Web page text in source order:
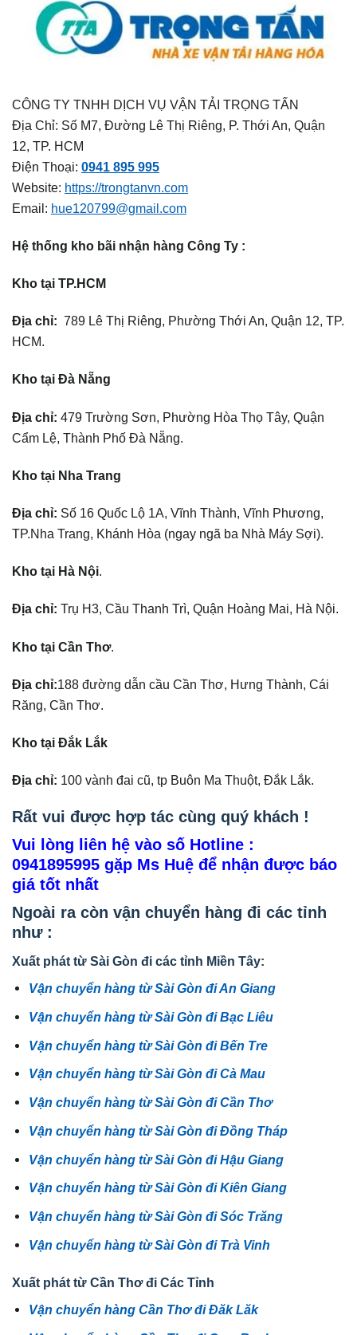
CÔNG TY TNHH DỊCH VỤ VẬN TẢI TRỌNG TẤN
Địa Chỉ: Số M7, Đường Lê Thị Riêng, P. Thới An, Quận
12, TP. HCM
Điện Thoại: 0941 895 995
Website: https://trongtanvn.com
Email: hue120799@gmail.com
Hệ thống kho bãi nhận hàng Công Ty :
Kho tại TP.HCM
Địa chỉ: 789 Lê Thị Riêng, Phường Thới An, Quận 12, TP.
HCM.
Kho tại Đà Nẵng
Địa chỉ: 479 Trường Sơn, Phường Hòa Thọ Tây, Quận
Cẩm Lệ, Thành Phố Đà Nẵng.
Kho tại Nha Trang
Địa chỉ: Số 16 Quốc Lộ 1A, Vĩnh Thành, Vĩnh Phương,
TP.Nha Trang, Khánh Hòa (ngay ngã ba Nhà Máy Sợi).
Kho tại Hà Nội.
Địa chỉ: Trụ H3, Cầu Thanh Trì, Quận Hoàng Mai, Hà Nội.
Kho tại Cần Thơ.
Địa chỉ:188 đường dẫn cầu Cần Thơ, Hưng Thành, Cái
Răng, Cần Thơ.
Kho tại Đắk Lắk
Địa chỉ: 100 vành đai cũ, tp Buôn Ma Thuột, Đắk Lắk.
Rất vui được hợp tác cùng quý khách !
Vui lòng liên hệ vào số Hotline :
0941895995 gặp Ms Huệ để nhận được báo
giá tốt nhất
Ngoài ra còn vận chuyển hàng đi các tỉnh
như :
Xuất phát từ Sài Gòn đi các tỉnh Miền Tây:
Vận chuyển hàng từ Sài Gòn đi An Giang
Vận chuyển hàng từ Sài Gòn đi Bạc Liêu
Vận chuyển hàng từ Sài Gòn đi Bến Tre
Vận chuyển hàng từ Sài Gòn đi Cà Mau
Vận chuyển hàng từ Sài Gòn đi Cần Thơ
Vận chuyển hàng từ Sài Gòn đi Đồng Tháp
Vận chuyển hàng từ Sài Gòn đi Hậu Giang
Vận chuyển hàng từ Sài Gòn đi Kiên Giang
Vận chuyển hàng từ Sài Gòn đi Sóc Trăng
Vận chuyển hàng từ Sài Gòn đi Trà Vinh
Xuất phát từ Cần Thơ đi Các Tỉnh
Vận chuyển hàng Cần Thơ đi Đăk Lăk